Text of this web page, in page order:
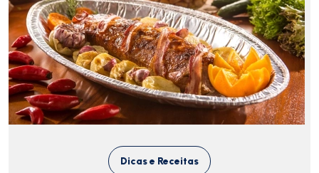
Dicas e Receitas